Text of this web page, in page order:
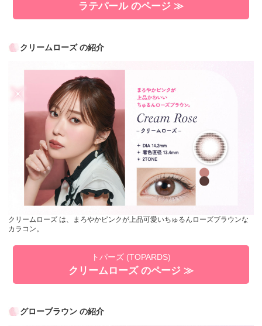
ラテパール のページ ≫
クリームローズ の紹介
クリームローズ は、まろやかピンクが上品可愛いちゅるんローズブラウンな
カラコン。
トパーズ (TOPARDS)
クリームローズ のページ ≫
グローブラウン の紹介